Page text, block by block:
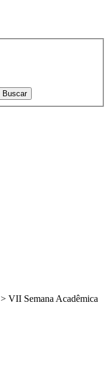
Buscar
> VII Semana Acadêmica